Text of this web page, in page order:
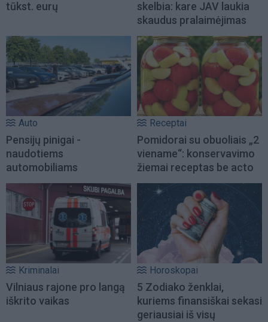
tūkst. eurų
skelbia: kare JAV laukia
skaudus pralaimėjimas
Auto
Pensijų pinigai -
naudotiems
automobiliams
Receptai
Pomidorai su obuoliais „2
viename“: konservavimo
žiemai receptas be acto
Kriminalai
Vilniaus rajone pro langą
iškrito vaikas
Horoskopai
5 Zodiako ženklai,
kuriems finansiškai sekasi
geriausiai iš visų